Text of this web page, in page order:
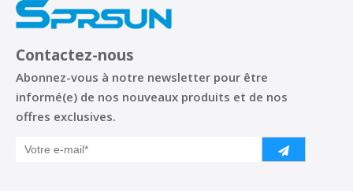
Contactez-nous
Abonnez-vous à notre newsletter pour être
informé(e) de nos nouveaux produits et de nos
offres exclusives.